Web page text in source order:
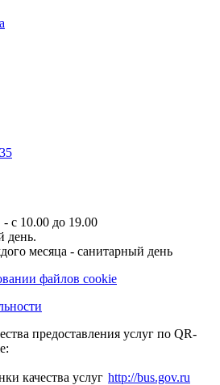
с 10.00 до 19.00
день.
месяца - санитарный день
файлов cookie
предоставления услуг по QR-
http://bus.gov.ru